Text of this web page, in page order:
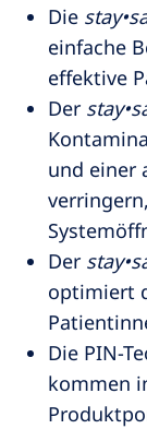
Die
einfache
effektive
Der
und einer
Der
optimiert
Die PIN-
kommen